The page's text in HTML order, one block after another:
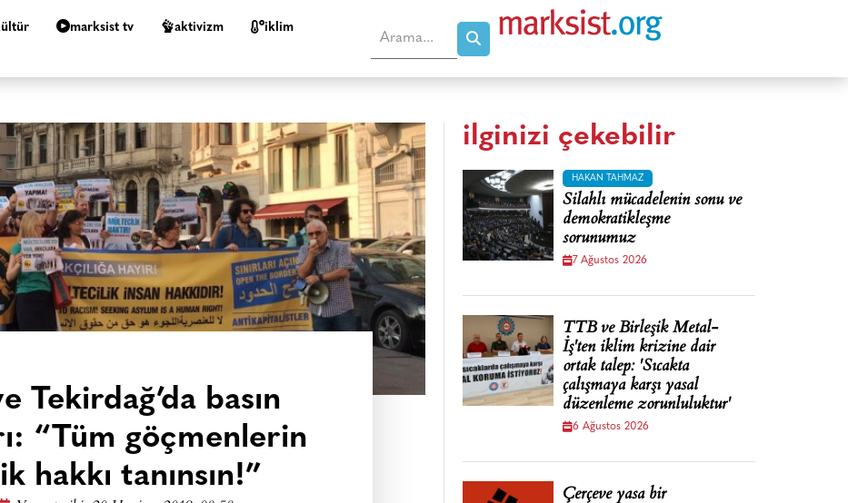
marksist tv aktivizm i̇klim
Tekirdağ’da basın
“Tüm göçmenlerin
hakkı tanınsın!”
ilginizi çekebilir
HAKAN TAHMAZ
Silahlı mücadelenin sonu ve
demokratikleşme
sorunumuz
7 Ağustos 2026
TTB ve Birleşik Metal-
İş'ten iklim krizine dair
ortak talep: 'Sıcakta
çalışmaya karşı yasal
düzenleme zorunluluktur'
6 Ağustos 2026
Çerçeve yasa bir